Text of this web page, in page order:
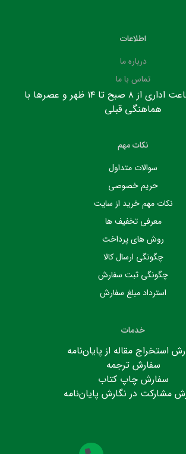
اطلاعات
درباره ما
تماس با ما
ساعت کاری: ساعت اداری از ۸ صبح تا ۱۴ ظهر و عصرها با
هماهنگی قبلی
نکات مهم
سوالات متداول
حریم خصوصی
نکات مهم خرید از سایت
معرفی تخفیف ها
روش های پرداخت
چگونگی ارسال کالا
چگونگی ثبت سفارش
استرداد مبلغ سفارش
خدمات
استخراج مقاله از پایان‌نامه
سفارش ترجمه
سفارش چاپ کتاب
مشارکت در نگارش پایان‌نامه